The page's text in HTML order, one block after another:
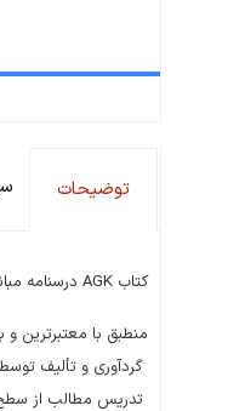
توضیحات
کتاب AGK درسنامه مبانی مدیریت سازمان (ویژه کارشناسی ارشد رشته ارگونومی)
منطبق با معتبرترین و
گردآوری و تألیف
تدریس مطالب از سطح